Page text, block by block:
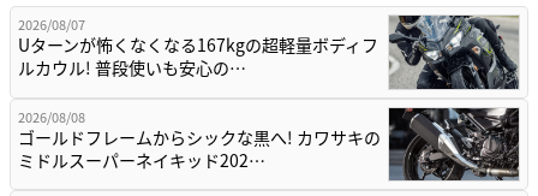
2026/08/07
Uターンが怖くなくなる167kgの超軽量ボディフ
ルカウル! 普段使いも安心の…
2026/08/08
ゴールドフレームからシックな黒へ! カワサキの
ミドルスーパーネイキッド202…